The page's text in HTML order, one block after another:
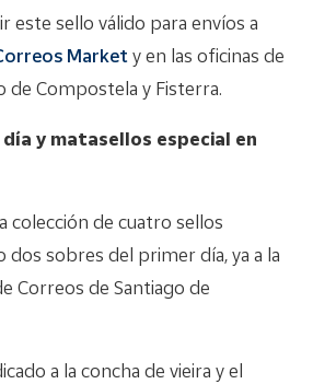
este sello válido para envíos a
Markety en las oficinas de
de Compostela y Fisterra.
y matasellos especial en
colección de cuatro sellos
dos sobres del primer día, ya a la
Correos de Santiago de
a la concha de vieira y el